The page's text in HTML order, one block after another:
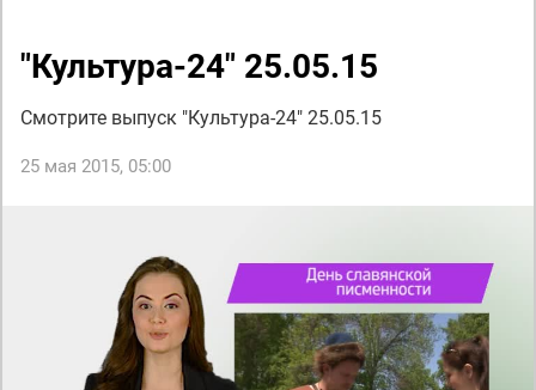
"Культура-24" 25.05.15
Смотрите выпуск "Культура-24" 25.05.15
25 мая 2015, 05:00